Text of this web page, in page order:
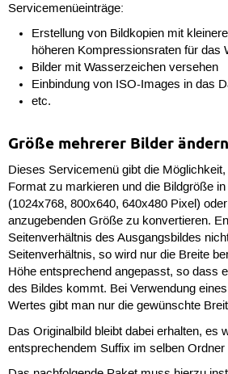
Servicemenüeinträge:
Erstellung von Bildkopien mit
höheren Kompressionsraten für das
Bilder mit Wasserzeichen versehen
Einbindung von ISO-Images in das
etc.
Größe mehrerer Bilder ändern
Dieses Servicemenü gibt die
Format zu markieren und die Bildgröße
(1024x768, 800x640, 640x480 Pixel)
anzugebenden Größe zu konvertieren.
Seitenverhältnis des Ausgangsbildes
Seitenverhältnis, so wird nur die Breite
Höhe entsprechend angepasst, so dass
des Bildes kommt. Bei Verwendung
Wertes gibt man nur die gewünschte
Das Originalbild bleibt dabei erhalten, es
entsprechendem Suffix im selben Ordner